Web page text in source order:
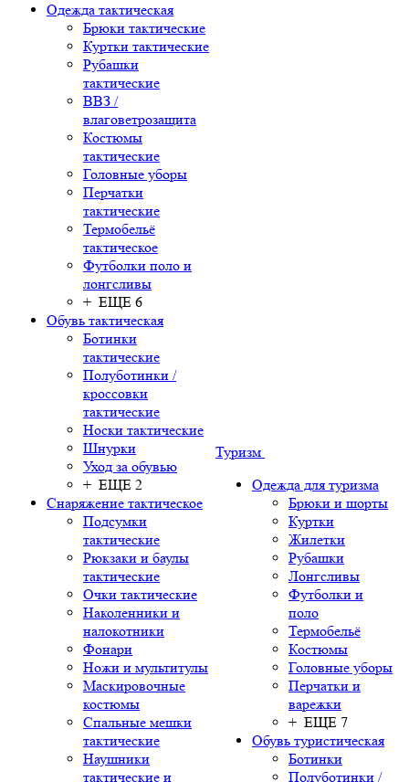
Одежда тактическая
Брюки тактические
Куртки тактические
Рубашки
тактические
ВВЗ /
влаговетрозащита
Костюмы
тактические
Головные уборы
Перчатки
тактические
Термобельё
тактическое
Футболки поло и
лонгсливы
+ ЕЩЕ 6
Обувь тактическая
Ботинки
тактические
Полуботинки /
кроссовки
тактические
Носки тактические
Шнурки
Уход за обувью
+ ЕЩЕ 2
Снаряжение тактическое
Подсумки
тактические
Рюкзаки и баулы
тактические
Очки тактические
Наколенники и
налокотники
Фонари
Ножи и мультитулы
Маскировочные
костюмы
Спальные мешки
тактические
Наушники
тактические и
Туризм
Одежда для туризма
Брюки и шорты
Куртки
Жилетки
Рубашки
Лонгсливы
Футболки и
поло
Термобельё
Костюмы
Головные уборы
Перчатки и
варежки
+ ЕЩЕ 7
Обувь туристическая
Ботинки
Полуботинки /